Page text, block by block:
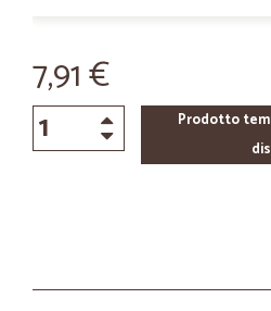
7,91 €
Prodotto